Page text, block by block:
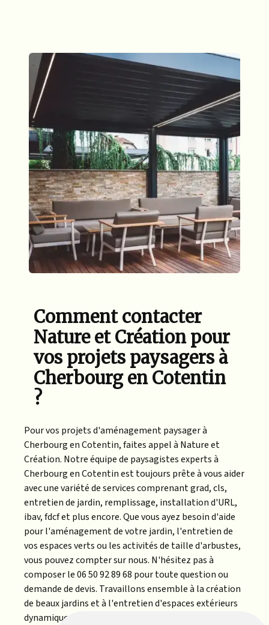
Comment contacter
Nature et Création pour
vos projets paysagers à
Cherbourg en Cotentin
?
Pour vos projets d'aménagement paysager à
Cherbourg en Cotentin, faites appel à Nature et
Création. Notre équipe de paysagistes experts à
Cherbourg en Cotentin est toujours prête à vous aider
avec une variété de services comprenant grad, cls,
entretien de jardin, remplissage, installation d'URL,
ibav, fdcf et plus encore. Que vous ayez besoin d'aide
pour l'aménagement de votre jardin, l'entretien de
vos espaces verts ou les activités de taille d'arbustes,
vous pouvez compter sur nous. N'hésitez pas à
composer le 06 50 92 89 68 pour toute question ou
demande de devis. Travaillons ensemble à la création
de beaux jardins et à l'entretien d'espaces extérieurs
dynamiques à Cherbourg en Cotentin.